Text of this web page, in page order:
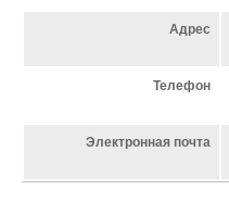
Адрес
Телефон
Электронная почта